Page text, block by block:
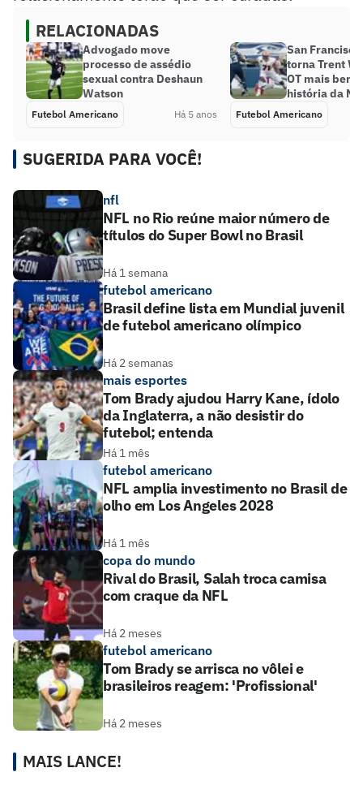
RELACIONADAS
Advogado move
processo de assédio
sexual contra Deshaun
Watson
Futebol Americano Há 5 anos
San
torna Trent
OT mais bem
história da
Futebol Americano
SUGERIDA PARA VOCÊ!
nfl
NFL no Rio reúne maior número de
títulos do Super Bowl no Brasil
Há 1 semana
futebol americano
Brasil define lista em Mundial juvenil
de futebol americano olímpico
Há 2 semanas
mais esportes
Tom Brady ajudou Harry Kane, ídolo
da Inglaterra, a não desistir do
futebol; entenda
Há 1 mês
futebol americano
NFL amplia investimento no Brasil de
olho em Los Angeles 2028
Há 1 mês
copa do mundo
Rival do Brasil, Salah troca camisa
com craque da NFL
Há 2 meses
futebol americano
Tom Brady se arrisca no vôlei e
brasileiros reagem: 'Profissional'
Há 2 meses
MAIS LANCE!